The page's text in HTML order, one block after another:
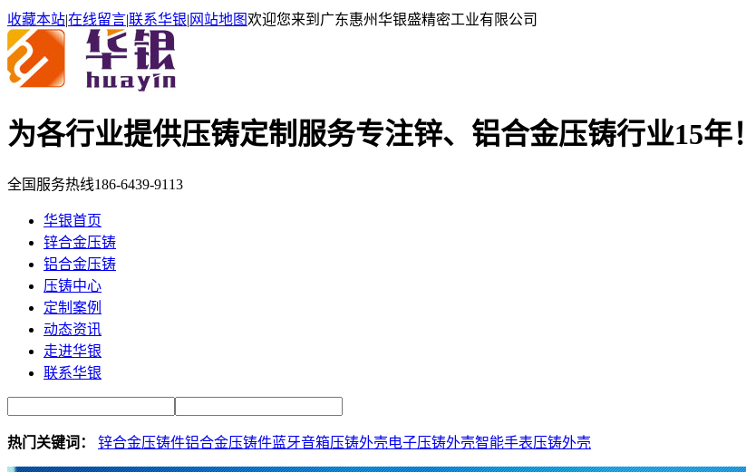
收藏本站|在线留言|联系华银| 网站地图欢迎您来到广东惠州华银盛精密工业有限公司
为各行业提供压铸定制服务专注锌、铝合金压铸行业15年！
全国服务热线186-6439-9113
华银首页
锌合金压铸
铝合金压铸
压铸中心
定制案例
动态资讯
走进华银
联系华银
热门关键词： 锌合金压铸件铝合金压铸件蓝牙音箱压铸外壳电子压铸外壳智能手表压铸外壳